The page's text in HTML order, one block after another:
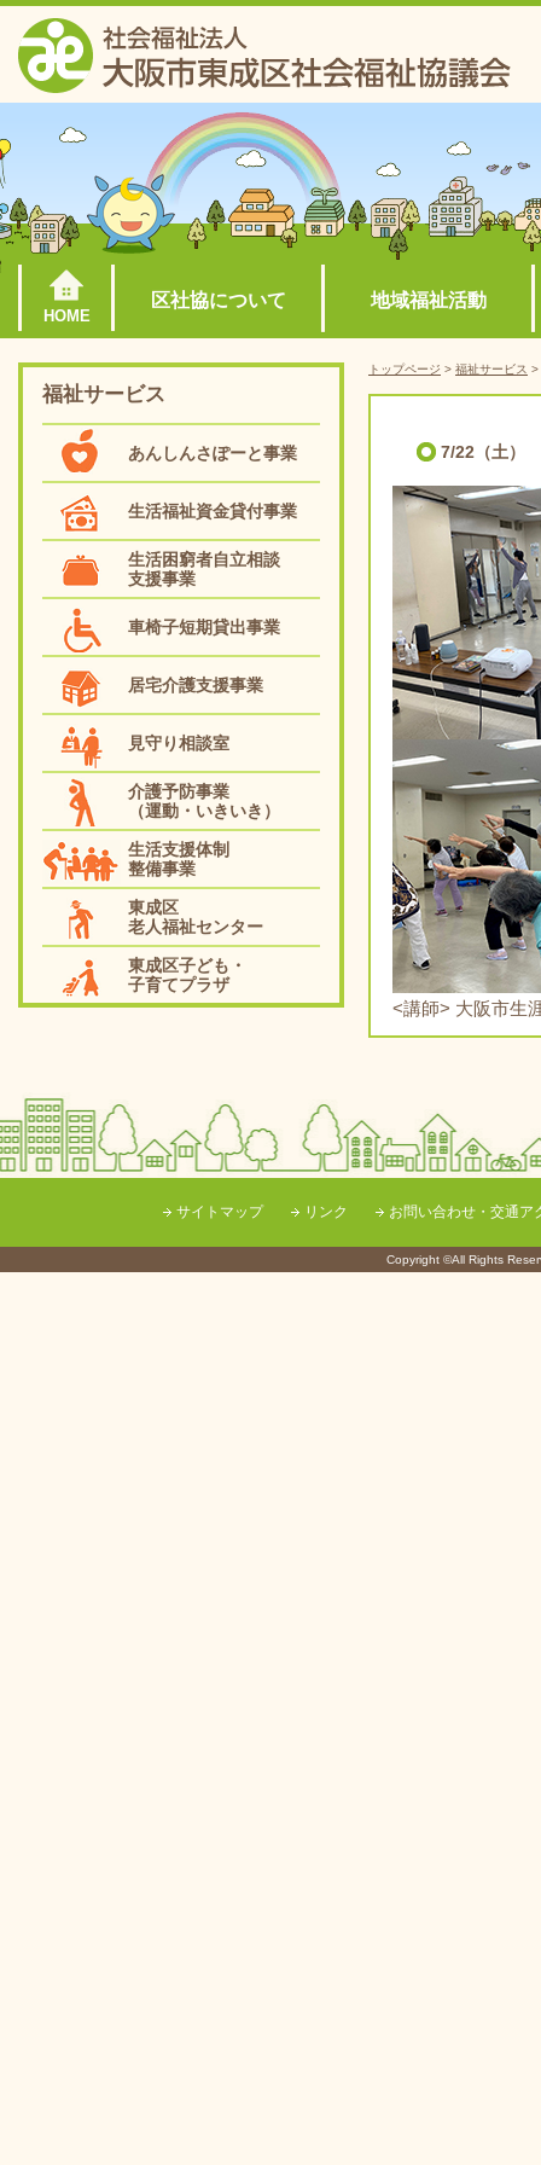
HOME
区社協について 地域福祉活動
福祉サービス
あんしんさぽーと事業
生活福祉資金貸付事業
生活困窮者自立相談
支援事業
車椅子短期貸出事業
居宅介護支援事業
見守り相談室
介護予防事業
（運動・いきいき）
生活支援体制
整備事業
東成区
老人福祉センター
東成区子ども・
子育てプラザ
トップページ > 福祉サービス >
7/22（土）
<講師> 大阪市生
サイトマップ リンク お問い合わせ・交通ア
Copyright ©All Rights